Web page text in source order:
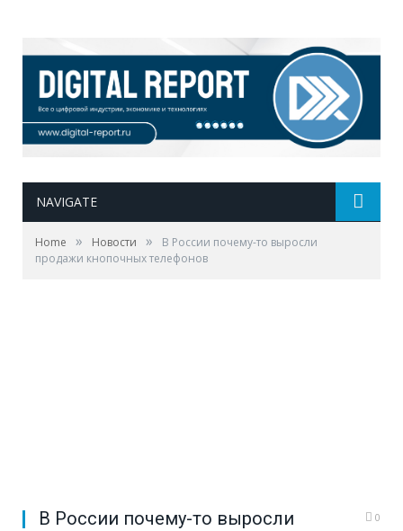
NAVIGATE
Home » Новости »
В России почему-то выросли
продажи кнопочных телефонов
В России почему-то выросли
0